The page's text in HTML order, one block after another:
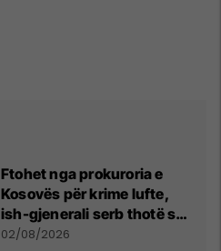
Ftohet nga prokuroria e
Kosovës për krime lufte,
ish-gjenerali serb thotë se
dikush e tradhtoi në
02/08/2026